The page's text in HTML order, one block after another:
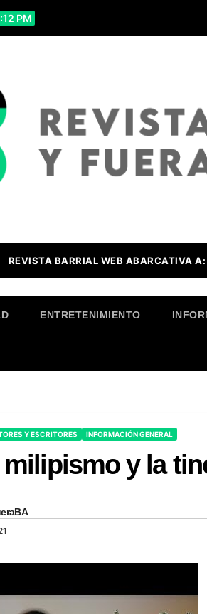
PM
REVISTA BARRIAL WEB ABARCATIVA
ENTRETENIMIENTO
Y ESCRITORES INFORMACIÓN GENERAL
milipismo y la